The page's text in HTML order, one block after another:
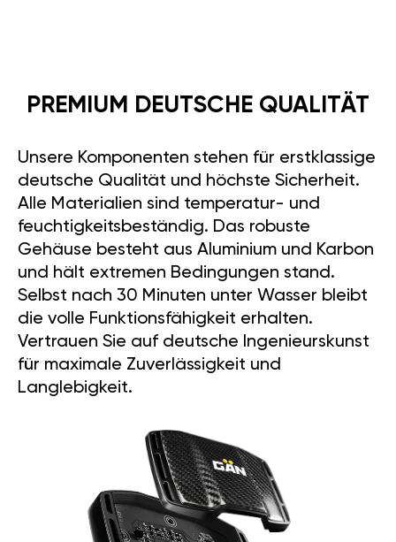
PREMIUM DEUTSCHE QUALITÄT
Unsere Komponenten stehen für erstklassige
deutsche Qualität und höchste Sicherheit.
Alle Materialien sind temperatur- und
feuchtigkeitsbeständig. Das robuste
Gehäuse besteht aus Aluminium und Karbon
und hält extremen Bedingungen stand.
Selbst nach 30 Minuten unter Wasser bleibt
die volle Funktionsfähigkeit erhalten.
Vertrauen Sie auf deutsche Ingenieurskunst
für maximale Zuverlässigkeit und
Langlebigkeit.